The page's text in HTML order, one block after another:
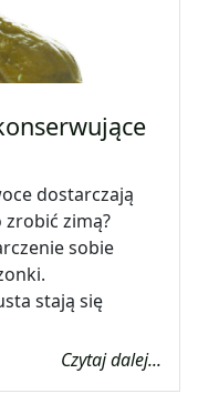
dostarczają
zimą?
sobie
stają się
Czytaj dalej...